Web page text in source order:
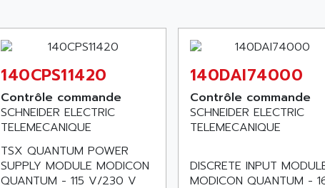
140CPS11420
Contrôle commande
SCHNEIDER ELECTRIC
TELEMECANIQUE
TSX QUANTUM POWER
SUPPLY MODULE MODICON
QUANTUM - 115 V/230 V
140DAI74000
Contrôle commande
SCHNEIDER ELECTRIC
TELEMECANIQUE
DISCRETE INPUT
MODICON QUANTUM -